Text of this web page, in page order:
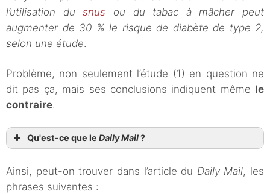
l’utilisation dusnus ou du tabac à mâcher peut
augmenter de 30 % le risque de diabète de type 2,
selon une étude.
Problème, non seulement l’étude (1) en question ne
dit pas ça, mais ses conclusions indiquent même le
contraire.
Qu'est-ce que le Daily Mail?
Ainsi, peut-on trouver dans l’article du Daily Mail, les
phrases suivantes :